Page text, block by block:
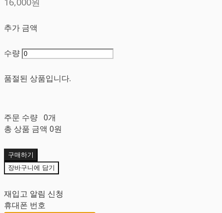
추가 금액
수량
품절된 상품입니다.
주문 수량 0개
총 상품 금액 0원
구매하기
장바구니에 담기
재입고 알림 신청
휴대폰 번호